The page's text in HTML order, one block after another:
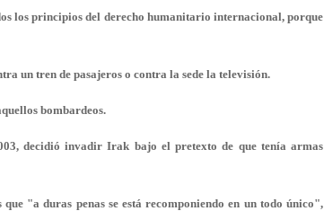
los principios del derecho humanitario internacional, porque
un tren de pasajeros o contra la sede la televisión.
bombardeos.
decidió invadir Irak bajo el pretexto de que tenía armas
"a duras penas se está recomponiendo en un todo único",